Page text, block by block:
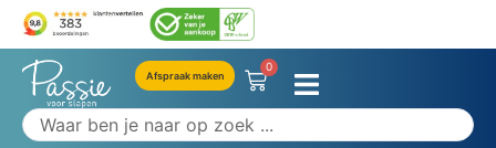
Afspraak maken
0